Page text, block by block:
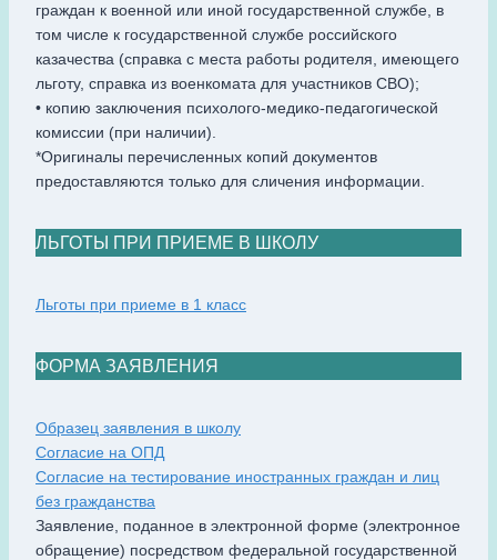
граждан к военной или иной государственной службе, в
том числе к государственной службе российского
казачества (справка с места работы родителя, имеющего
льготу, справка из военкомата для участников СВО);
• копию заключения психолого-медико-педагогической
комиссии (при наличии).
*Оригиналы перечисленных копий документов
предоставляются только для сличения информации.
ЛЬГОТЫ ПРИ ПРИЕМЕ В ШКОЛУ
Льготы при приеме в 1 класс
ФОРМА ЗАЯВЛЕНИЯ
Образец заявления в школу
Согласие на ОПД
Согласие на тестирование иностранных граждан и лиц
без гражданства
Заявление, поданное в электронной форме (электронное
обращение) посредством федеральной государственной